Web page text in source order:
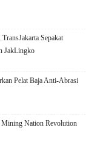
Sepakat
JakLingko
Pelat Baja Anti-Abrasi
Nation Revolution